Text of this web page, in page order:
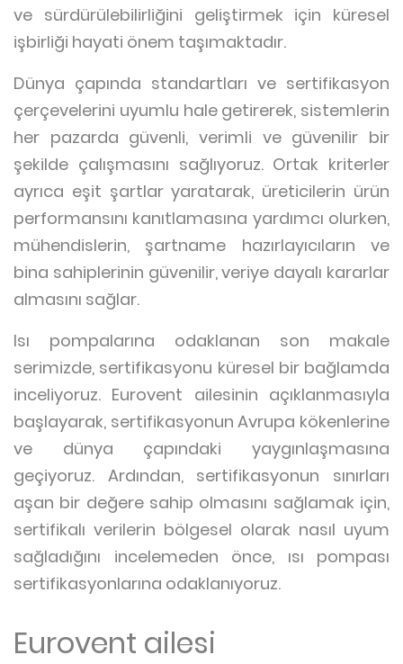
ve sürdürülebilirliğini geliştirmek için küresel
işbirliği hayati önem taşımaktadır.
Dünya çapında standartları ve sertifikasyon
çerçevelerini uyumlu hale getirerek, sistemlerin
her pazarda güvenli, verimli ve güvenilir bir
şekilde çalışmasını sağlıyoruz. Ortak kriterler
ayrıca eşit şartlar yaratarak, üreticilerin ürün
performansını kanıtlamasına yardımcı olurken,
mühendislerin, şartname hazırlayıcıların ve
bina sahiplerinin güvenilir, veriye dayalı kararlar
almasını sağlar.
Isı pompalarına odaklanan son makale
serimizde, sertifikasyonu küresel bir bağlamda
inceliyoruz. Eurovent ailesinin açıklanmasıyla
başlayarak, sertifikasyonun Avrupa kökenlerine
ve dünya çapındaki yaygınlaşmasına
geçiyoruz. Ardından, sertifikasyonun sınırları
aşan bir değere sahip olmasını sağlamak için,
sertifikalı verilerin bölgesel olarak nasıl uyum
sağladığını incelemeden önce, ısı pompası
sertifikasyonlarına odaklanıyoruz.
Eurovent ailesi